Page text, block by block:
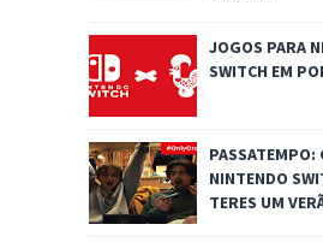
JOGOS PARA
SWITCH EM
PASSATEMPO:
NINTENDO
TERES UM